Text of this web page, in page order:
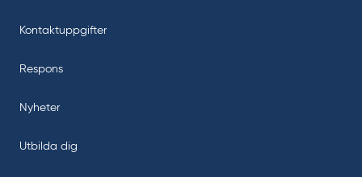
Kontaktuppgifter
Respons
Nyheter
Utbilda dig